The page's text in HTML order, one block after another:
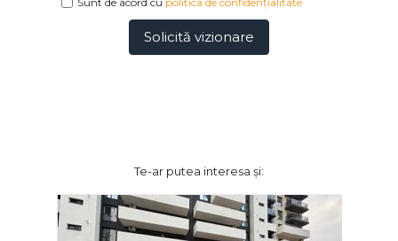
Solicită vizionare
Te-ar putea interesa și: